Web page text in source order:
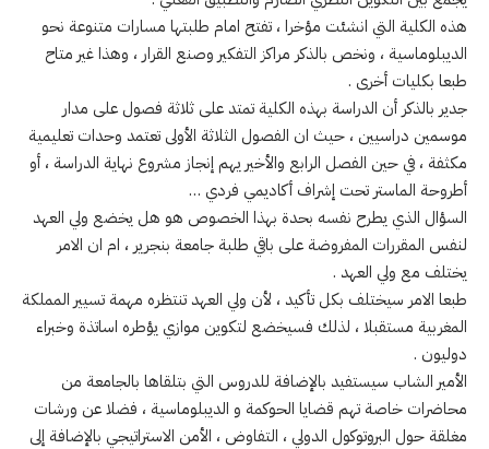
هذه الكلية التي انشئت مؤخرا ، تفتح امام طلبتها مسارات متنوعة نحو
الديبلوماسية ، ونخص بالذكر مراكز التفكير وصنع القرار ، وهذا غير متاح
طبعا بكليات أخرى .
جدير بالذكر أن الدراسة بهذه الكلية تمتد على ثلاثة فصول على مدار
موسمين دراسيين ، حيث ان الفصول الثلاثة الأولى تعتمد وحدات تعليمية
مكثفة ، في حين الفصل الرابع والأخير يهم إنجاز مشروع نهاية الدراسة ، أو
أطروحة الماستر تحت إشراف أكاديمي فردي …
السؤال الذي يطرح نفسه بحدة بهذا الخصوص هو هل يخضع ولي العهد
لنفس المقررات المفروضة على باقي طلبة جامعة بنجرير ، ام ان الامر
يختلف مع ولي العهد .
طبعا الامر سيختلف بكل تأكيد ، لأن ولي العهد تنتظره مهمة تسيير المملكة
المغربية مستقبلا ، لذلك فسيخضع لتكوين موازي يؤطره اساتذة وخبراء
دوليون .
الأمير الشاب سيستفيد بالإضافة للدروس التي بتلقاها بالجامعة من
محاضرات خاصة تهم قضايا الحوكمة و الديبلوماسية ، فضلا عن ورشات
مغلقة حول البروتوكول الدولي ، التفاوض ، الأمن الاستراتيجي بالإضافة إلى